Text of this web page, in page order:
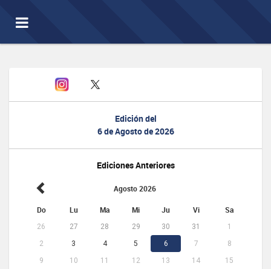
Toggle
navigation
Edición del
6 de Agosto de 2026
Ediciones Anteriores
Agosto 2026
Do Lu Ma Mi Ju Vi Sa
26 27 28 29 30 31
1
2
3 4 5 6 7
8
9
10 11 12 13 14
15